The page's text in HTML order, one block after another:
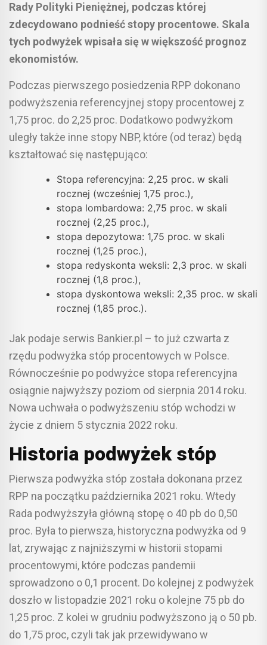
Rady Polityki Pieniężnej, podczas której
zdecydowano podnieść stopy procentowe. Skala
tych podwyżek wpisała się w większość prognoz
ekonomistów.
Podczas pierwszego posiedzenia RPP dokonano
podwyższenia referencyjnej stopy procentowej z
1,75 proc. do 2,25 proc. Dodatkowo podwyżkom
uległy także inne stopy NBP, które (od teraz) będą
kształtować się następująco:
Stopa referencyjna: 2,25 proc. w skali
rocznej (wcześniej 1,75 proc.),
stopa lombardowa: 2,75 proc. w skali
rocznej (2,25 proc.),
stopa depozytowa: 1,75 proc. w skali
rocznej (1,25 proc.),
stopa redyskonta weksli: 2,3 proc. w skali
rocznej (1,8 proc.),
stopa dyskontowa weksli: 2,35 proc. w skali
rocznej (1,85 proc.).
Jak podaje serwis Bankier.pl – to już czwarta z
rzędu podwyżka stóp procentowych w Polsce.
Równocześnie po podwyżce stopa referencyjna
osiągnie najwyższy poziom od sierpnia 2014 roku.
Nowa uchwała o podwyższeniu stóp wchodzi w
życie z dniem 5 stycznia 2022 roku.
Historia podwyżek stóp
Pierwsza podwyżka stóp została dokonana przez
RPP na początku października 2021 roku. Wtedy
Rada podwyższyła główną stopę o 40 pb do 0,50
proc. Była to pierwsza, historyczna podwyżka od 9
lat, zrywając z najniższymi w historii stopami
procentowymi, które podczas pandemii
sprowadzono o 0,1 procent. Do kolejnej z podwyżek
doszło w listopadzie 2021 roku o kolejne 75 pb do
1,25 proc. Z kolei w grudniu podwyższono ją o 50 pb.
do 1,75 proc, czyli tak jak przewidywano w